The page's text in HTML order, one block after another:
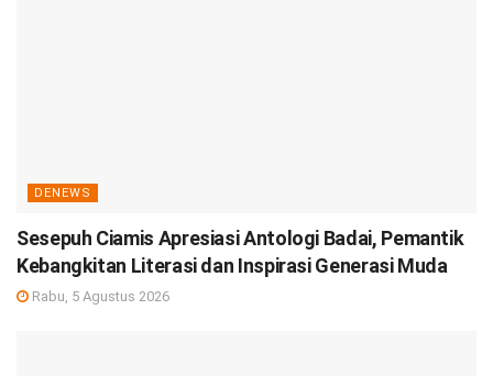
DENEWS
Sesepuh Ciamis Apresiasi Antologi Badai, Pemantik
Kebangkitan Literasi dan Inspirasi Generasi Muda
Rabu, 5 Agustus 2026